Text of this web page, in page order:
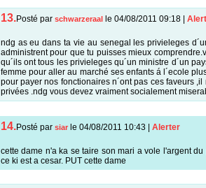
13.Posté par schwarzeraal le 04/08/2011 09:18
ndg as eu dans ta vie au senegal les privieleges
administrent pour que tu puisses mieux
qu´ils ont tous les privieleges qu´un ministre d´un
femme pour aller au marché ses enfants á l´ecole
pour payer nos fonctionaires n´ont pas ces faveurs
privées .ndg vous devez vraiment socialement
14.Posté par siar le 04/08/2011 10:43 | Alerter
cette dame n'a ka se taire son mari a vole l'argent
ce ki est a cesar. PUT cette dame